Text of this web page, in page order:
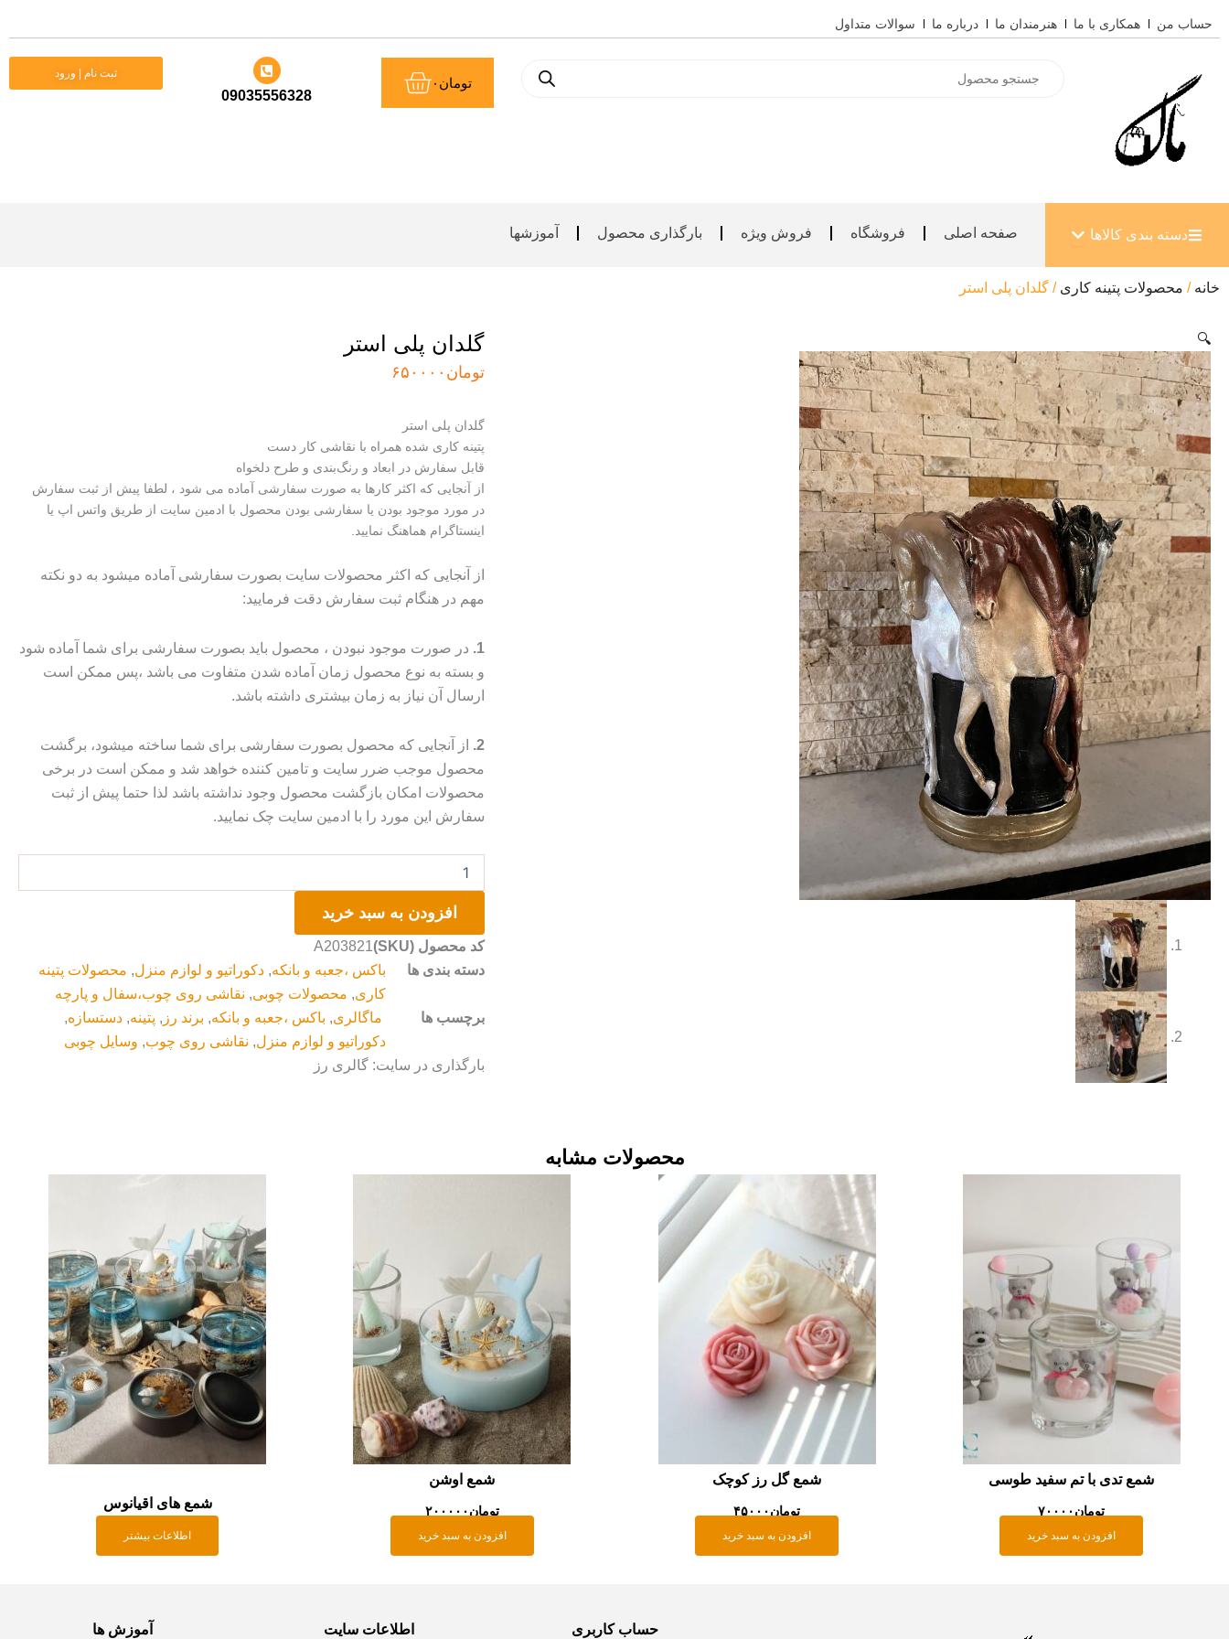
به
حساب من همکاری با ما هنرمندان ما درباره ما سوالات متداول
search
تومان ۰سبد
خرید
09035556328
ثبت نام | ورود
دسته بندی کالاها باز کردن دسته بندی کالاها
صفحه اصلی فروشگاه فروش ویژه بارگذاری محصول آموزشها
خانه / محصولات پتینه کاری / گلدان پلی استر
🔍 گلدان پلی استر
تومان ۶۵۰۰۰۰
گلدان پلی استر
پتینه کاری شده همراه با نقاشی کار دست
قابل سفارش در ابعاد و رنگ‌بندی و طرح دلخواه
از آنجایی که اکثر کارها به صورت سفارشی آماده می شود ، لطفا پیش از ثبت سفارش
در مورد موجود بودن یا سفارشی بودن محصول با ادمین سایت از طریق واتس اپ یا
اینستاگرام هماهنگ نمایید.
از آنجایی که اکثر محصولات سایت بصورت سفارشی آماده میشود به دو نکته
مهم در هنگام ثبت سفارش دقت فرمایید:
1. در صورت موجود نبودن ، محصول باید بصورت سفارشی برای شما آماده شود
و بسته به نوع محصول زمان آماده شدن متفاوت می باشد ،پس ممکن است
ارسال آن نیاز به زمان بیشتری داشته باشد.
2.
از آنجایی که محصول بصورت سفارشی برای شما ساخته میشود، برگشت
محصول موجب ضرر سایت و تامین کننده خواهد شد و ممکن است در برخی
محصولات امکان بازگشت محصول وجود نداشته باشد لذا حتما پیش از ثبت
سفارش این مورد را با ادمین سایت چک نمایید.
پلی
افزودن به سبد خرید
کد محصول (SKU)
A203821
دسته بندی ها
باکس ،جعبه و بانکه,دکوراتیو و لوازم منزل, محصولات پتینه
کاری, محصولات چوبی, نقاشی روی چوب،سفال و پارچه
برچسب ها
ماگالری, باکس ،جعبه و بانکه, برند رز , پتینه,دستسازه,
دکوراتیو و لوازم منزل, نقاشی روی چوب, وسایل چوبی
بارگذاری در سایت: گالری رز
محصولات مشابه
شمع تدی با تم سفید طوسی
تومان۷۰۰۰۰
افزودن به سبد خرید
شمع گل رز کوچک
تومان۴۵۰۰۰
افزودن به سبد خرید
شمع اوشن
تومان۲۰۰۰۰۰
افزودن به سبد خرید
شمع های اقیانوس
اطلاعات بیشتر
حساب کاربری اطلاعات سایت آموزش ها